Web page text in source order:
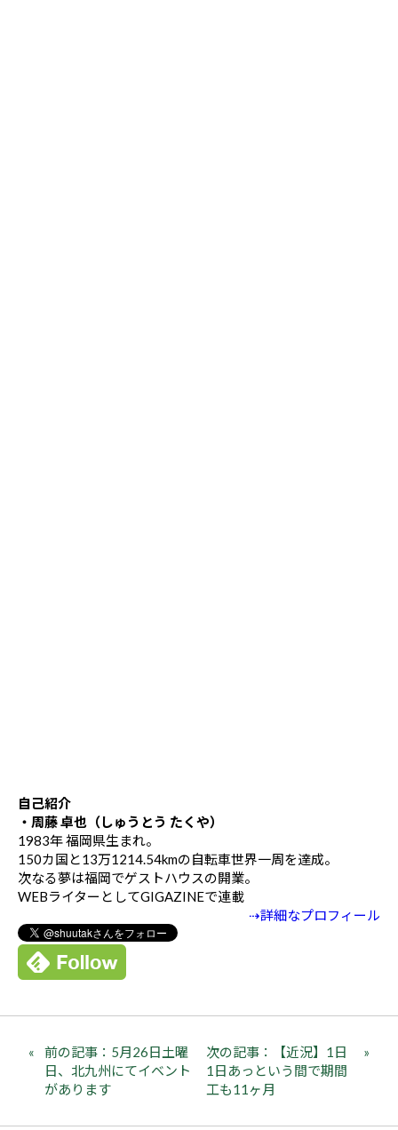
自己紹介
・周藤 卓也（しゅうとう たくや）
1983年 福岡県生まれ。
150カ国と13万1214.54kmの自転車世界一周を達成。
次なる夢は福岡でゲストハウスの開業。
WEBライターとしてGIGAZINEで連載
⇢詳細なプロフィール
前の記事：5月26日土曜
日、北九州にてイベント
があります
次の記事：【近況】1日
1日あっという間で期間
工も11ヶ月